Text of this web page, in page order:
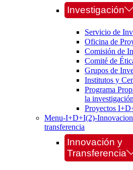
Investigación
Servicio de
Oficina de
Comisión de
Comité de
Grupos de
Institutos y
Programa
la investigación
Proyectos
Menu-I+D+I(2)-
transferencia
Innovación y
Transferencia